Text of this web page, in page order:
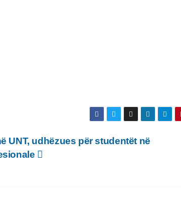
UNT, udhëzues për studentët në